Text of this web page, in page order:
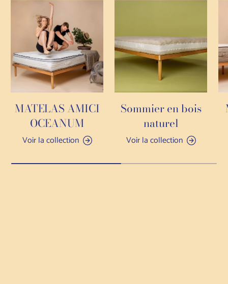
MATELAS AMICI
OCEANUM
Voir la collection
Sommier en bois
naturel
Voir la collection